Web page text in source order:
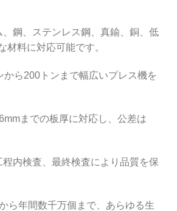
、鋼、ステンレス鋼、真鍮、銅、低
材料に対応可能です。
から200トンまで幅広いプレス機を
までの板厚に対応し、公差は
内検査、最終検査により品質を保
ら年間数千万個まで、あらゆる生